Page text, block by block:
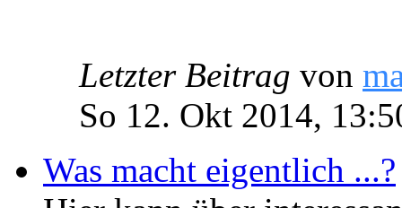
Letzter Beitrag von
So 12. Okt 2014,
Was macht eigentlich ...?